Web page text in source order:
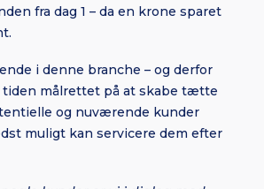
fra dag 1 – da en krone sparet
i denne branche – og derfor
tiden målrettet på at skabe tætte
og nuværende kunder
muligt kan servicere dem efter